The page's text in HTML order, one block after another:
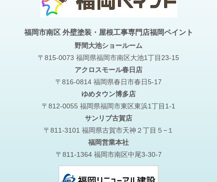
福岡市南区 外壁塗装・屋根工事専門店福岡ペイント
野間大池ショールーム
〒815-0073 福岡県福岡市南区大池1丁目23-15
アクロスモール春日店
〒816-0814 福岡県春日市春日5-17
ゆめタウン博多店
〒812-0055 福岡県福岡市東区東浜1丁目1-1
サンリブ古賀店
〒811-3101 福岡県古賀市天神２丁目５−１
福岡営業本社
〒811-1364 福岡市南区中尾3-30-7